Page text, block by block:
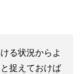
る状況からよ
捉えておけば